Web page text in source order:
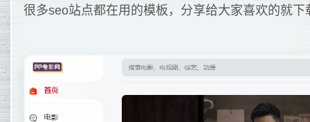
很多seo站点都在用的模板，分享给大家喜欢的就下